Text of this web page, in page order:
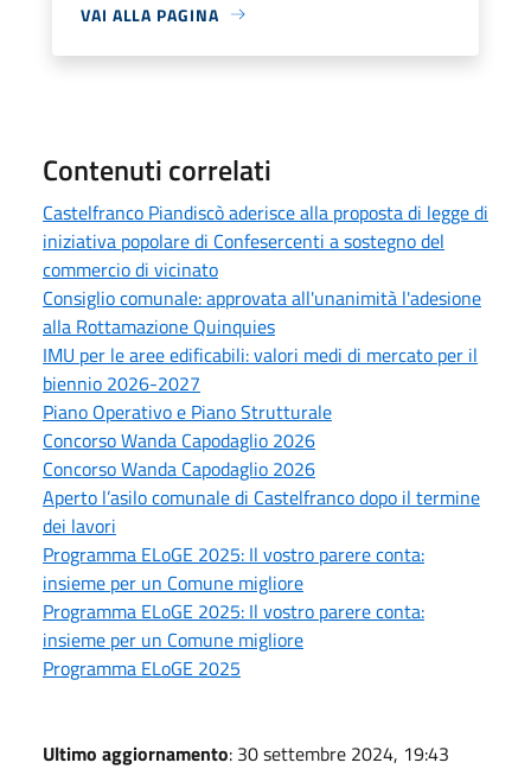
VAI ALLA PAGINA
Contenuti correlati
Castelfranco Piandiscò aderisce alla proposta di legge di
iniziativa popolare di Confesercenti a sostegno del
commercio di vicinato
Consiglio comunale: approvata all'unanimità l'adesione
alla Rottamazione Quinquies
IMU per le aree edificabili: valori medi di mercato per il
biennio 2026-2027
Piano Operativo e Piano Strutturale
Concorso Wanda Capodaglio 2026
Concorso Wanda Capodaglio 2026
Aperto l’asilo comunale di Castelfranco dopo il termine
dei lavori
Programma ELoGE 2025: Il vostro parere conta:
insieme per un Comune migliore
Programma ELoGE 2025: Il vostro parere conta:
insieme per un Comune migliore
Programma ELoGE 2025
Ultimo aggiornamento: 30 settembre 2024, 19:43